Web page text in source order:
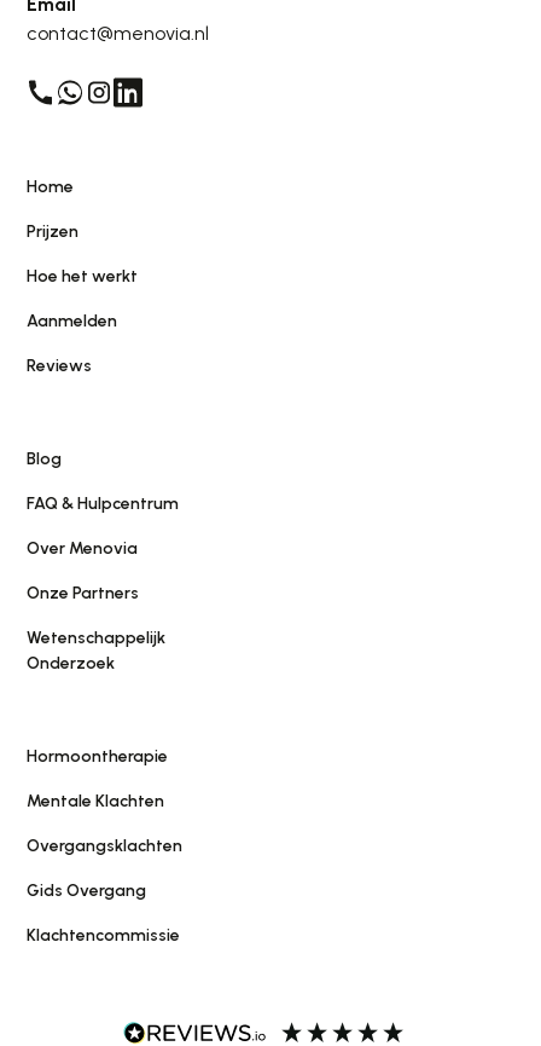
contact@menovia.nl
Home
Prijzen
Hoe het werkt
Aanmelden
Reviews
Blog
FAQ & Hulpcentrum
Over Menovia
Onze Partners
Wetenschappelijk
Onderzoek
Hormoontherapie
Mentale Klachten
Overgangsklachten
Gids Overgang
Klachtencommissie